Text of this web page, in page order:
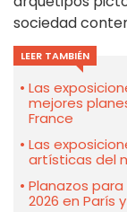
sociedad
LEER TAMBIÉN
Las
mejores
France
Las
artísticas del
Planazos
2026 en París